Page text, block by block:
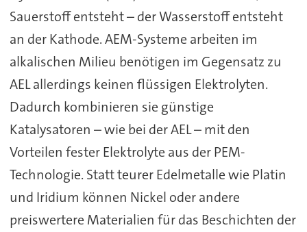
Sauerstoff entsteht – der Wasserstoff entsteht
an der Kathode. AEM-Systeme arbeiten im
alkalischen Milieu benötigen im Gegensatz zu
AEL allerdings keinen flüssigen Elektrolyten.
Dadurch kombinieren sie günstige
Katalysatoren – wie bei der AEL – mit den
Vorteilen fester Elektrolyte aus der PEM-
Technologie. Statt teurer Edelmetalle wie Platin
und Iridium können Nickel oder andere
preiswertere Materialien für das Beschichten der